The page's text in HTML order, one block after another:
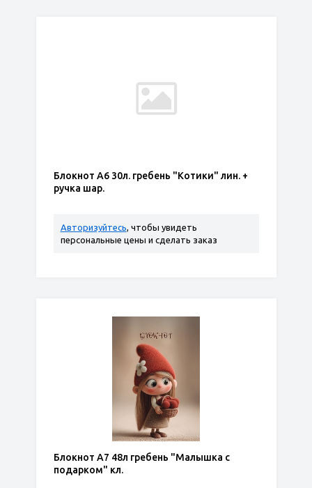
Блокнот А6 30л. гребень "Котики" лин. +
ручка шар.
Авторизуйтесь, чтобы увидеть
персональные цены и сделать заказ
Блокнот А7 48л гребень "Малышка с
подарком" кл.